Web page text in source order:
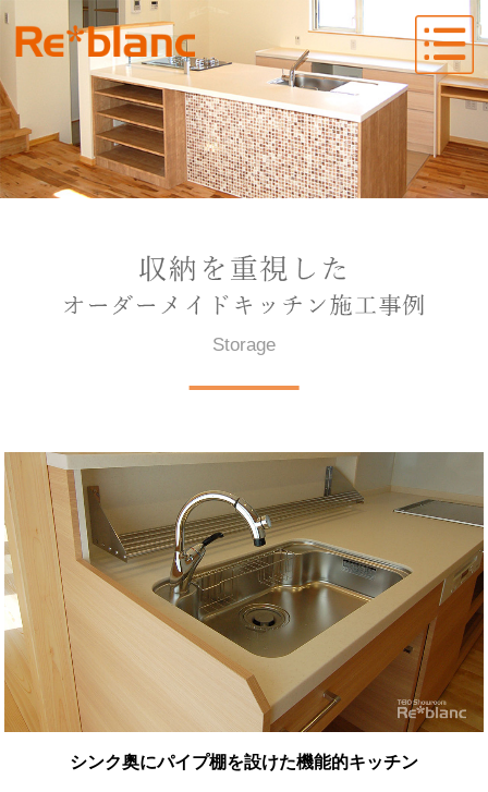
Storage
シンク奥にパイプ棚を設けた機能的キッチン